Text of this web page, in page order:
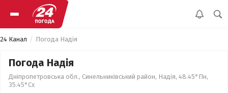
24 Канал Погода Надія
Погода Надія
Дніпропетровська обл., Синельниківський район, Надія, 48.45°Пн,
35.45°Сх